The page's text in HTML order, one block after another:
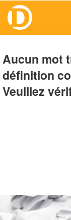
Aucun mot
définition
Veuillez